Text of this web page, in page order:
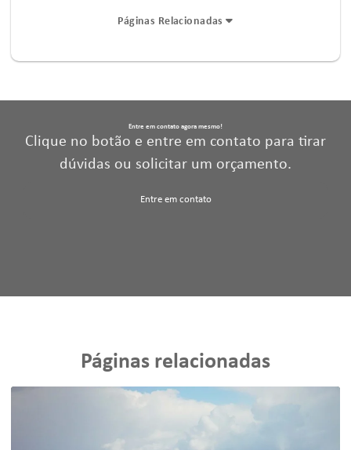
Páginas Relacionadas
Entre em contato agora mesmo!
Clique no botão e entre em contato para tirar
dúvidas ou solicitar um orçamento.
Entre em contato
Páginas relacionadas